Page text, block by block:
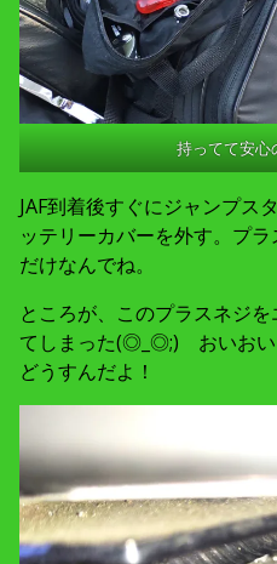
持ってて安心
JAF到着後すぐにジャンプス
ッテリーカバーを外す。プ
だけなんでね。
ところが、このプラスネジ
てしまった(◎_◎;) おいおい
どうすんだよ！